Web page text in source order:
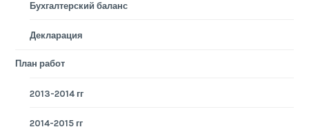
Бухгалтерский баланс
Декларация
План работ
2013-2014 гг
2014-2015 гг